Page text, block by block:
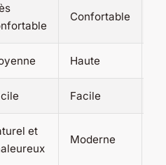
Confortable
Haute
Facile
et
Moderne